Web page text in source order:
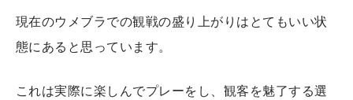
現在のウメブラでの観戦の盛り上がりはとてもいい状
態にあると思っています。
これは実際に楽しんでプレーをし、観客を魅了する選